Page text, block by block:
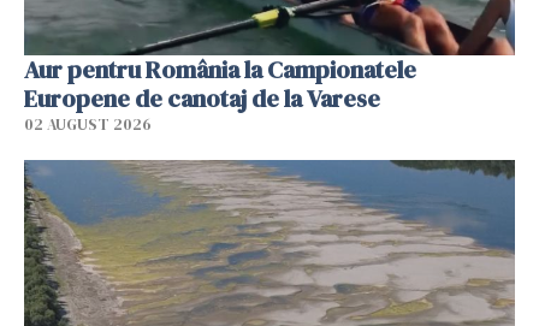
Aur pentru România la Campionatele
Europene de canotaj de la Varese
02 AUGUST 2026